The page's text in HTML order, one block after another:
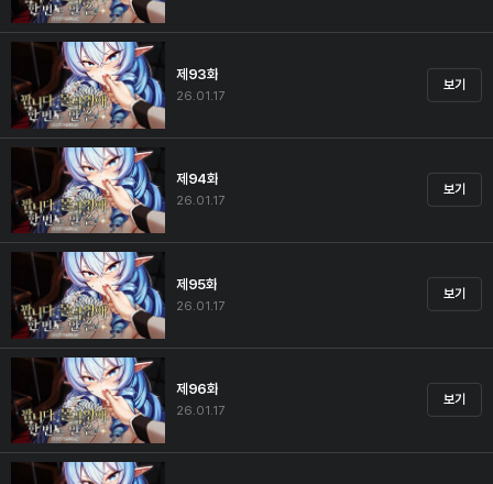
제93화
26.01.17
보기
제94화
26.01.17
보기
제95화
26.01.17
보기
제96화
26.01.17
보기